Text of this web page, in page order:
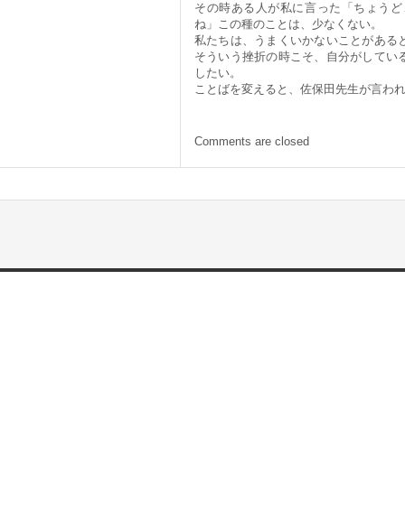
その時ある人が私に言った「ちょう
ね」この種のことは、少なくない。
私たちは、うまくいかないことがある
そういう挫折の時こそ、自分がして
したい。
ことばを変えると、佐保田先生が言わ
Comments are closed